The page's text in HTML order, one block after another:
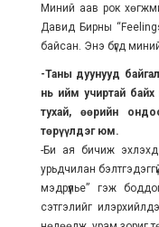
Миний аав рок
Давид Бирны
байсан. Энэ бүгд
-Таны дуунууд
нь ийм учиртай
тухай, өөрийн
төрүүлдэг юм.
-Би ая бичиж
урьдчилан
мэдрүүлье” гэж
сэтгэлийг